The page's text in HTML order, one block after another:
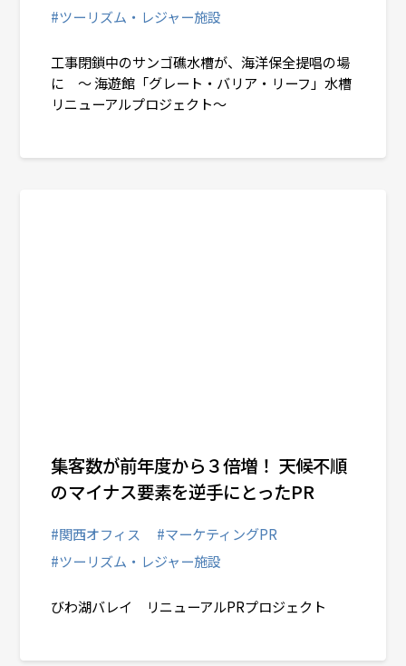
工事閉鎖中のサンゴ礁水槽が、海洋保全提唱の場
に ～ 海遊館「グレート・バリア・リーフ」水槽
リニューアルプロジェクト～
#ツーリズム・レジャー施設
びわ湖バレイ リニューアルPRプロジェクト
#関西オフィス
#マーケティングPR
#ツーリズム・レジャー施設
集客数が前年度から３倍増！ 天候不順
のマイナス要素を逆手にとったPR
業種から選ぶ
# 医療・ヘルスケア
# 外食産業
# B to B 企業
# 官公庁・自治体
# 団体・非営利組織